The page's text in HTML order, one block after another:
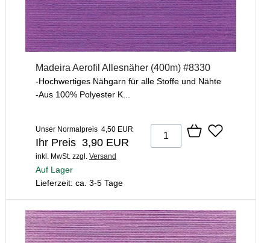
Madeira Aerofil Allesnäher (400m) #8330
-Hochwertiges Nähgarn für alle Stoffe und Nähte
-Aus 100% Polyester K...
Unser Normalpreis 4,50 EUR
Ihr Preis 3,90 EUR
inkl. MwSt. zzgl. Versand
Auf Lager
Lieferzeit: ca. 3-5 Tage